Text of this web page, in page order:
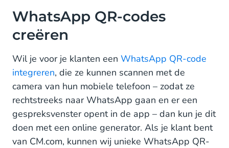
WhatsApp QR-codes
creëren
Wil je voor je klanten een WhatsApp QR-code
integreren, die ze kunnen scannen met de
camera van hun mobiele telefoon – zodat ze
rechtstreeks naar WhatsApp gaan en er een
gespreksvenster opent in de app – dan kun je dit
doen met een online generator. Als je klant bent
van CM.com, kunnen wij unieke WhatsApp QR-